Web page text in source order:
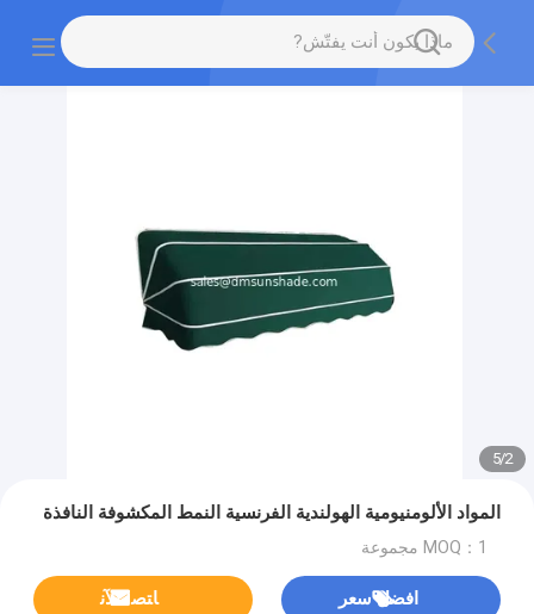
2
/
5
المواد الألومنيومية الهولندية الفرنسية النمط المكشوفة النافذة
MOQ：1 مجموعة
افضل سعر ﺎﺘﺼﻟ ﺍﻶﻧ